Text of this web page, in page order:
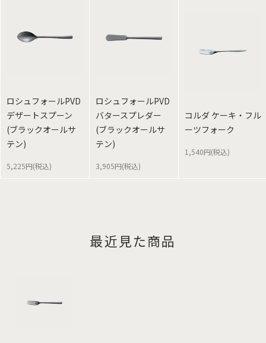
ロシュフォールPVD
デザートスプーン
(ブラックオールサ
テン)
5,225円(税込)
ロシュフォールPVD
バタースプレダー
(ブラックオールサ
テン)
3,905円(税込)
コルダ ケーキ・フル
ーツフォーク
1,540円(税込)
最近見た商品